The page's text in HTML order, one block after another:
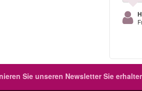
Sie unseren NewsletterSie